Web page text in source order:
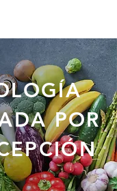
POR